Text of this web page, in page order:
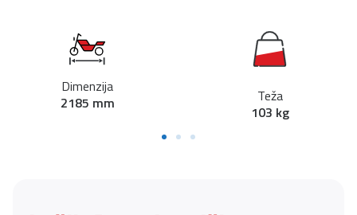
Dimenzija
2185 mm
Teža
103 kg